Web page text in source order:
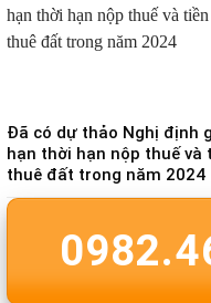
Đã có dự thảo Nghị định
hạn thời hạn nộp thuế và
thuê đất trong năm 2024